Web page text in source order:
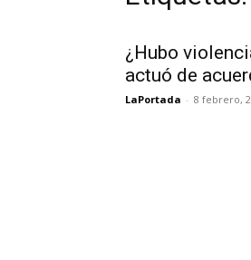
¿Hubo
actuó de
LaPortada - 8 febrero,